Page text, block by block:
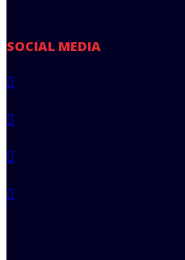
SOCIAL MEDIA